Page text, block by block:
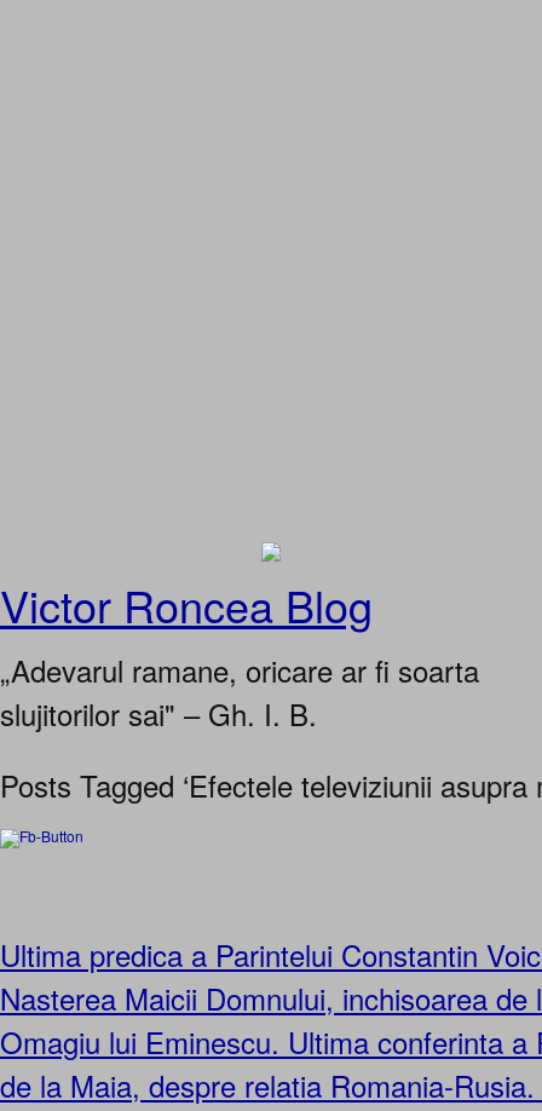
Victor Roncea Blog
„Adevarul ramane, oricare ar fi soarta
slujitorilor sai" – Gh. I. B.
Posts Tagged ‘Efectele televiziunii asupra
Ultima predica a Parintelui Constantin
Nasterea Maicii Domnului, inchisoarea de
Omagiu lui Eminescu. Ultima conferinta
de la Maia, despre relatia Romania-